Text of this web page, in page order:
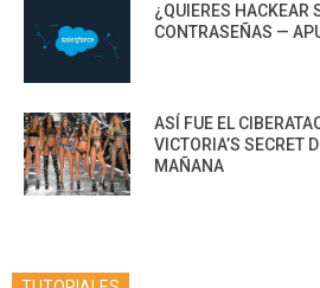
¿QUIERES HACKEAR
CONTRASEÑAS —
ASÍ FUE EL
VICTORIA’S SECRET
MAÑANA